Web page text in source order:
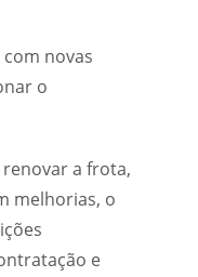
novas
o
a frota,
melhorias, o
e